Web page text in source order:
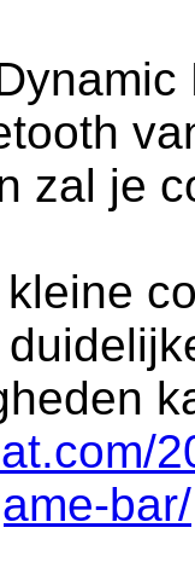
zal je
bar/